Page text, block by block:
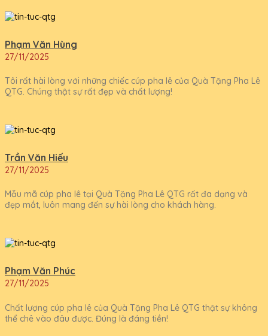
Phạm Văn Hùng
27/11/2025
Tôi rất hài lòng với những chiếc cúp pha lê của Quà Tặng Pha Lê
QTG. Chúng thật sự rất đẹp và chất lượng!
Trần Văn Hiếu
27/11/2025
Mẫu mã cúp pha lê tại Quà Tặng Pha Lê QTG rất đa dạng và
đẹp mắt, luôn mang đến sự hài lòng cho khách hàng.
Phạm Văn Phúc
27/11/2025
Chất lượng cúp pha lê của Quà Tặng Pha Lê QTG thật sự không
thể chê vào đâu được. Đúng là đáng tiền!